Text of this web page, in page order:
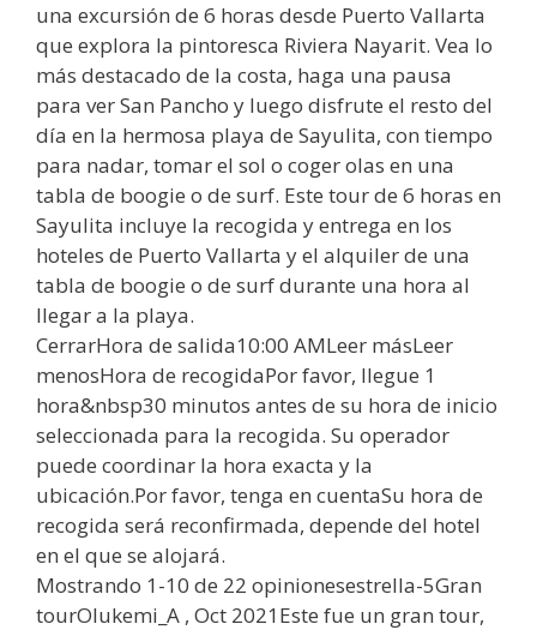
una excursión de 6 horas desde Puerto Vallarta
que explora la pintoresca Riviera Nayarit. Vea lo
más destacado de la costa, haga una pausa
para ver San Pancho y luego disfrute el resto del
día en la hermosa playa de Sayulita, con tiempo
para nadar, tomar el sol o coger olas en una
tabla de boogie o de surf. Este tour de 6 horas en
Sayulita incluye la recogida y entrega en los
hoteles de Puerto Vallarta y el alquiler de una
tabla de boogie o de surf durante una hora al
llegar a la playa.
CerrarHora de salida10:00 AMLeer másLeer
menosHora de recogidaPor favor, llegue 1
hora&nbsp30 minutos antes de su hora de inicio
seleccionada para la recogida. Su operador
puede coordinar la hora exacta y la
ubicación.Por favor, tenga en cuentaSu hora de
recogida será reconfirmada, depende del hotel
en el que se alojará.
Mostrando 1-10 de 22 opinionesestrella-5Gran
tourOlukemi_A , Oct 2021Este fue un gran tour,